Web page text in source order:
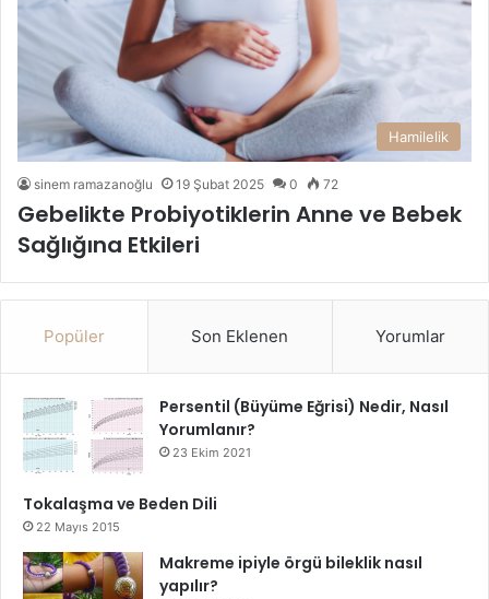
Hamilelik
sinem ramazanoğlu 19 Şubat 2025 0 72
Gebelikte Probiyotiklerin Anne ve Bebek
Sağlığına Etkileri
Popüler Son Eklenen Yorumlar
Persentil (Büyüme Eğrisi) Nedir, Nasıl
Yorumlanır?
23 Ekim 2021
Tokalaşma ve Beden Dili
22 Mayıs 2015
Makreme ipiyle örgü bileklik nasıl
yapılır?